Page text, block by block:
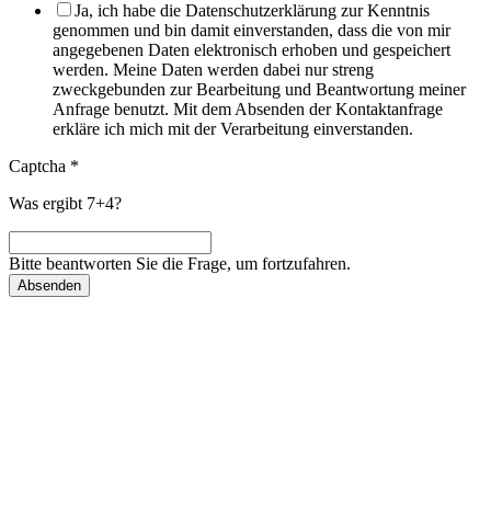
Ja, ich habe die Datenschutzerklärung zur Kenntnis
genommen und bin damit einverstanden, dass die von mir
angegebenen Daten elektronisch erhoben und gespeichert
werden. Meine Daten werden dabei nur streng
zweckgebunden zur Bearbeitung und Beantwortung meiner
Anfrage benutzt. Mit dem Absenden der Kontaktanfrage
erkläre ich mich mit der Verarbeitung einverstanden.
Captcha *
Was ergibt 7+4?
Bitte beantworten Sie die Frage, um fortzufahren.
Absenden